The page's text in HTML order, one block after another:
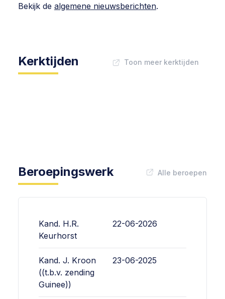
Bekijk de algemene nieuwsberichten.
Kerktijden Toon meer kerktijden
Beroepingswerk Alle beroepen
Kand. H.R.
Keurhorst
22-06-2026
Kand. J. Kroon
((t.b.v. zending
Guinee))
23-06-2025